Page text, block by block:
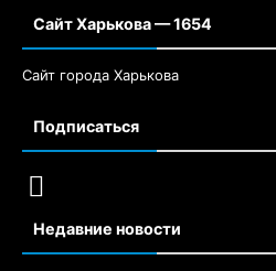
Сайт Харькова — 1654
Сайт города Харькова
Подписаться
Недавние новости